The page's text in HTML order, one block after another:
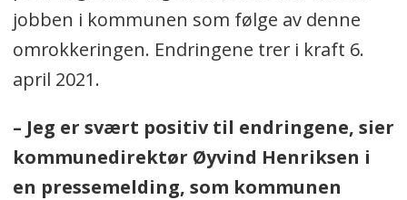
jobben i kommunen som følge av denne
omrokkeringen. Endringene trer i kraft 6.
april 2021.
– Jeg er svært positiv til endringene, sier
kommunedirektør Øyvind Henriksen i
en pressemelding, som kommunen